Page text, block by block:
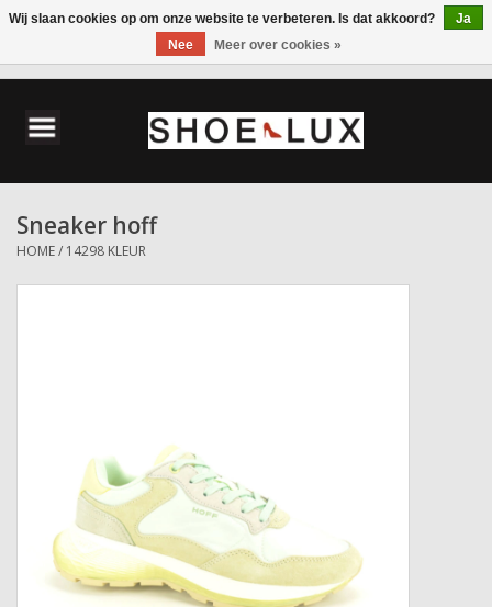
Herenschoenen
Accessoires
Sneaker hoff
HOME/ 14298 KLEUR
Wij slaan cookies op om onze website te verbeteren. Is dat akkoord?
Ja
Nee
Meer over cookies »